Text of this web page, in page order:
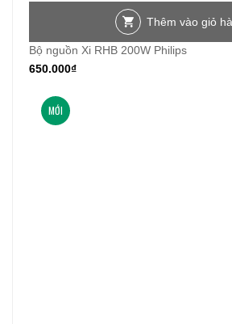
Thêm vào giỏ
Bộ nguồn Xi RHB 200W Philips
650.000₫
MỚI